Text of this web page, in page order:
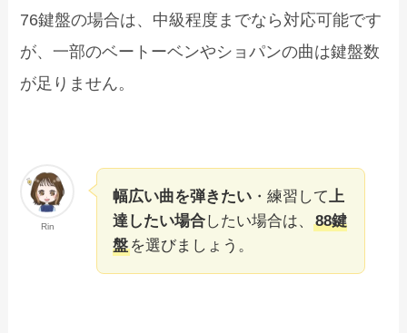
76鍵盤の場合は、中級程度までなら対応可能です
が、一部のベートーベンやショパンの曲は鍵盤数
が足りません。
Rin
幅広い曲を弾きたい ・練習して上
達したい場合したい場合は、88鍵
盤を選びましょう。